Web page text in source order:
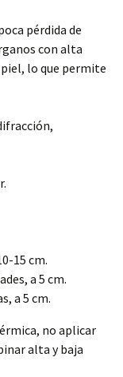
pérdida de
con alta
lo que permite
15 cm.
a 5 cm.
a 5 cm.
no aplicar
alta y baja